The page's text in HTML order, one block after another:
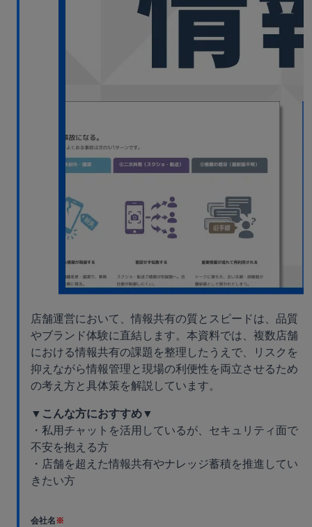
店舗運営において、情報共有の質とスピードは、品質
やブランド体験に直結します。本資料では、複数店舗
における情報共有の課題を整理したうえで、リスクを
抑えながら情報管理と現場の利便性を両立させるため
の考え方と具体策を解説しています。
▼こんな方におすすめ▼
・私用チャットを活用しているが、セキュリティ面で
不安を抱える方
・店舗を超えた情報共有やナレッジ蓄積を推進してい
きたい方
会社名※